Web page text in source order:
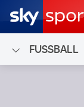
FUSSBALL